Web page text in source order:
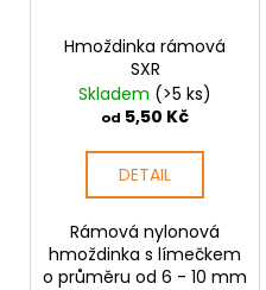
Hmoždinka rámová
SXR
Skladem (>5 ks)
od 5,50 Kč
DETAIL
Rámová nylonová
hmoždinka s límečkem
o průměru od 6 - 10 mm